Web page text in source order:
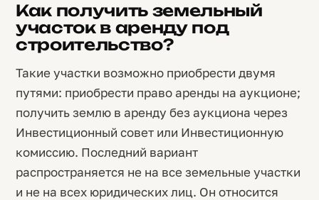
Как получить земельный
участок в аренду под
строительство?
Такие участки возможно приобрести двумя
путями: приобрести право аренды на аукционе;
получить землю в аренду без аукциона через
Инвестиционный совет или Инвестиционную
комиссию. Последний вариант
распространяется не на все земельные участки
и не на всех юридических лиц. Он относится